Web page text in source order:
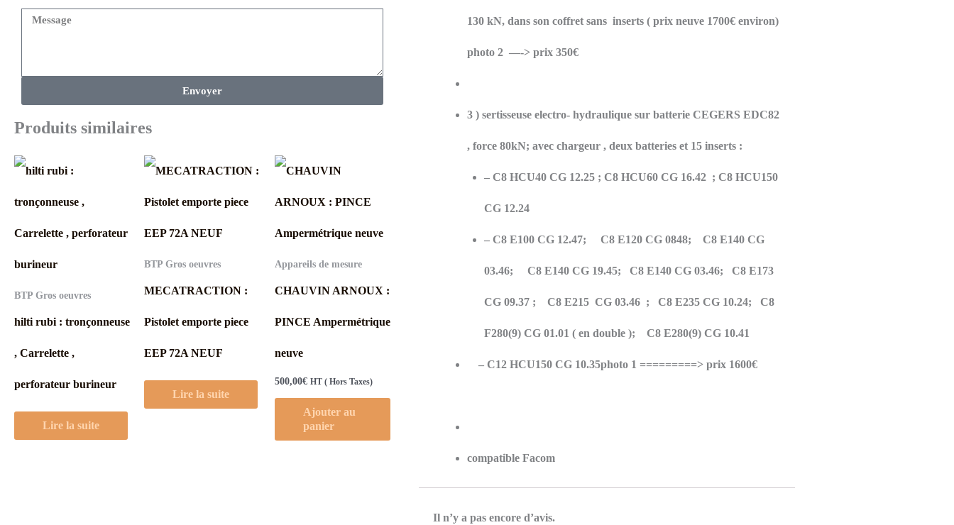
Envoyer
Produits similaires
BTP Gros oeuvres
hilti rubi : tronçonneuse
, Carrelette ,
perforateur burineur
Lire la suite
BTP Gros oeuvres
MECATRACTION :
Pistolet emporte piece
EEP 72A NEUF
Lire la suite
Appareils de mesure
CHAUVIN ARNOUX :
PINCE Ampermétrique
neuve
500,00€ HT ( Hors Taxes)
Ajouter au
panier
130 kN, dans son coffret sans inserts ( prix neuve 1700€ environ)
photo 2 —-> prix 350€
3 ) sertisseuse electro- hydraulique sur batterie CEGERS EDC82
, force 80kN; avec chargeur , deux batteries et 15 inserts :
– C8 HCU40 CG 12.25 ; C8 HCU60 CG 16.42 ; C8 HCU150
CG 12.24
– C8 E100 CG 12.47; C8 E120 CG 0848; C8 E140 CG
03.46; C8 E140 CG 19.45; C8 E140 CG 03.46; C8 E173
CG 09.37 ; C8 E215 CG 03.46 ; C8 E235 CG 10.24; C8
F280(9) CG 01.01 ( en double ); C8 E280(9) CG 10.41
– C12 HCU150 CG 10.35photo 1 =========> prix 1600€
compatible Facom
Il n’y a pas encore d’avis.